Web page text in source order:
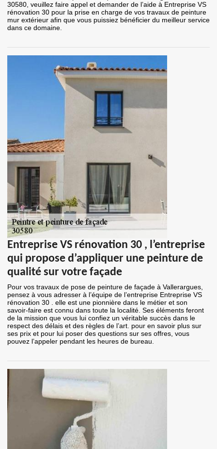
30580, veuillez faire appel et demander de l’aide à Entreprise VS
rénovation 30 pour la prise en charge de vos travaux de peinture
mur extérieur afin que vous puissiez bénéficier du meilleur service
dans ce domaine.
Entreprise VS rénovation 30 , l’entreprise
qui propose d’appliquer une peinture de
qualité sur votre façade
Pour vos travaux de pose de peinture de façade à Vallerargues,
pensez à vous adresser à l’équipe de l’entreprise Entreprise VS
rénovation 30 . elle est une pionnière dans le métier et son
savoir-faire est connu dans toute la localité. Ses éléments feront
de la mission que vous lui confiez un véritable succès dans le
respect des délais et des règles de l’art. pour en savoir plus sur
ses prix et pour lui poser des questions sur ses offres, vous
pouvez l’appeler pendant les heures de bureau.